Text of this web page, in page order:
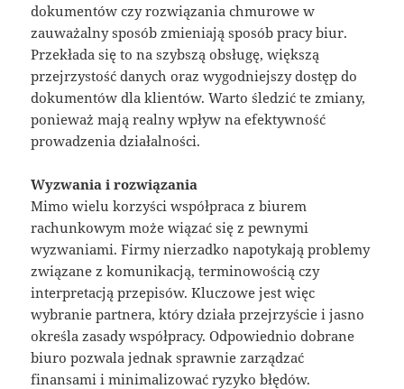
dokumentów czy rozwiązania chmurowe w
zauważalny sposób zmieniają sposób pracy biur.
Przekłada się to na szybszą obsługę, większą
przejrzystość danych oraz wygodniejszy dostęp do
dokumentów dla klientów. Warto śledzić te zmiany,
ponieważ mają realny wpływ na efektywność
prowadzenia działalności.
Wyzwania i rozwiązania
Mimo wielu korzyści współpraca z biurem
rachunkowym może wiązać się z pewnymi
wyzwaniami. Firmy nierzadko napotykają problemy
związane z komunikacją, terminowością czy
interpretacją przepisów. Kluczowe jest więc
wybranie partnera, który działa przejrzyście i jasno
określa zasady współpracy. Odpowiednio dobrane
biuro pozwala jednak sprawnie zarządzać
finansami i minimalizować ryzyko błędów.